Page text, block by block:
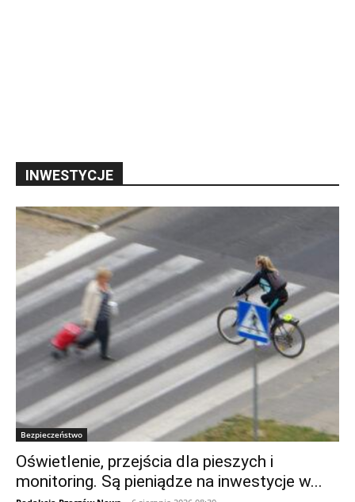
INWESTYCJE
Bezpieczeństwo
Oświetlenie, przejścia dla pieszych i
monitoring. Są pieniądze na inwestycje w...